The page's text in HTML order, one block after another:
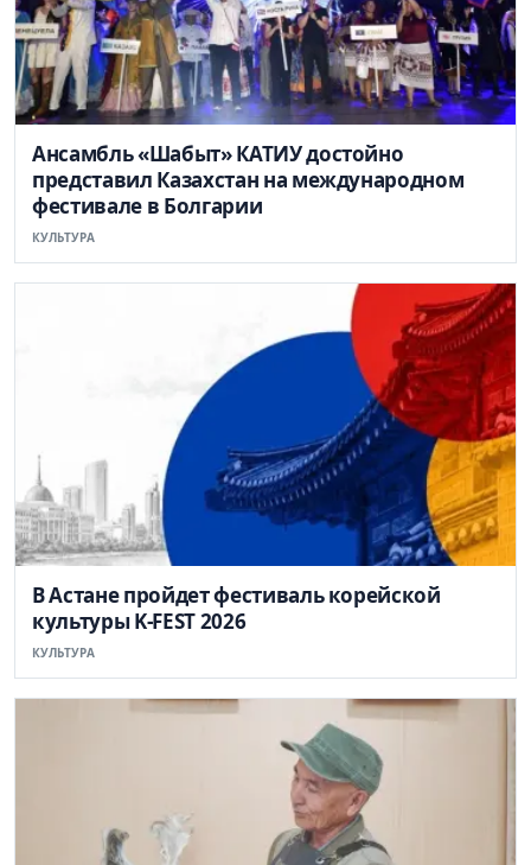
Ансамбль «Шабыт» КАТИУ достойно
представил Казахстан на международном
фестивале в Болгарии
КУЛЬТУРА
В Астане пройдет фестиваль корейской
культуры K-FEST 2026
КУЛЬТУРА